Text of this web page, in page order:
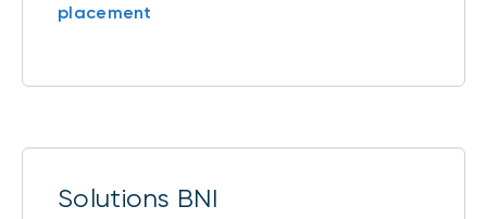
placement
Solutions BNI